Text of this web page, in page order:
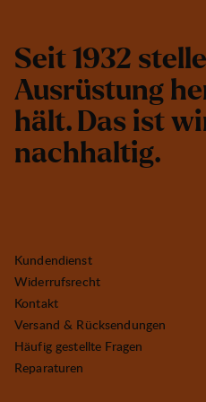
Seit 1932 stelle
Ausrüstung he
hält. Das ist wi
nachhaltig.
Kundendienst
Widerrufsrecht
Kontakt
Versand & Rücksendungen
Häufig gestellte Fragen
Reparaturen